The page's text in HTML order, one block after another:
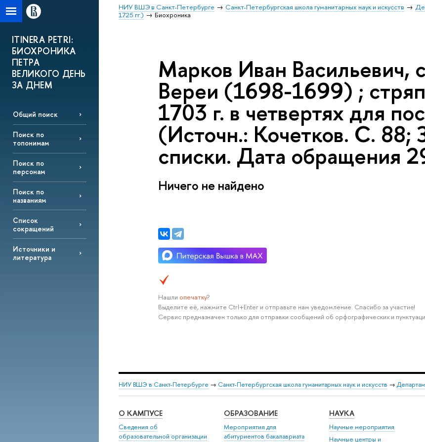
НИУ ВШЭ в Санкт-Петербурге Санкт-Петербургская школа гуманитарных наук и искусств
1725 гг.)
Биохроника
ITINERA PETRI:
БИОХРОНИКА
ПЕТРА
ВЕЛИКОГО ДЕНЬ
ЗА ДНЕМ
Общий поиск
Поиск по
топонимам
Поиск по
персонам
Поиск по
названиям
Список
сокращений
Источники и
литература
Марков Иван Васильевич,
Вереи (1698-1699) ;
1703 г. в четвертях для
(Источн.: Кочетков. С. 88;
списки. Дата обращения
Ничего не найдено
Нашли опечатку?
Выделите её, нажмите Ctrl+Enter и отправьте нам уведомление. Спасибо за участие!
Сервис предназначен только для отправки сообщений об орфографических и
НИУ ВШЭ в Санкт-Петербурге → Санкт-Петербургская школа гуманитарных наук и искусств →
О КАМПУСЕ
Сведения об
образовательной организации
ОБРАЗОВАНИЕ
Мероприятия для
абитуриентов бакалавриата
НАУКА
Научные мероприятия
Научные центры и